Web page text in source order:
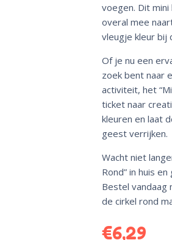
voegen. Dit
overal mee
vleugje kleur bij
Of je nu een
zoek bent naar
activiteit, het
ticket naar
kleuren en laat
geest verrijken.
Wacht niet
Rond” in huis
Bestel vandaag
de cirkel rond
€6,29